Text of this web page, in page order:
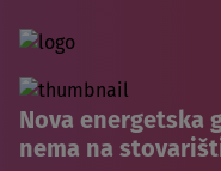
Nova energetska
nema na